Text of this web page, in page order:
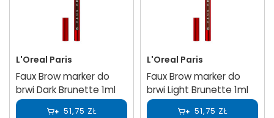
L'Oreal Paris
Faux Brow marker do
brwi Dark Brunette 1ml
51,75 ZŁ
L'Oreal Paris
Faux Brow marker do
brwi Light Brunette 1ml
51,75 ZŁ